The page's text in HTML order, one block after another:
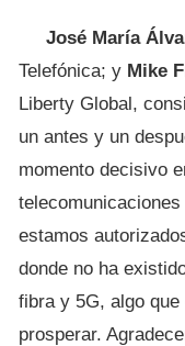
José María
Telefónica; y Mike
Liberty Global,
un antes y un
momento decisivo
estamos
donde no ha
fibra y 5G, algo
prosperar.